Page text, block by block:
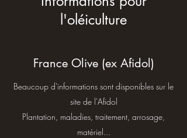
l'oléiculture
France Olive (ex Afidol)
Beaucoup d'informations sont disponibles sur le
site de l'Afidol
Plantation, maladies, traitement, arrosage,
matériel...